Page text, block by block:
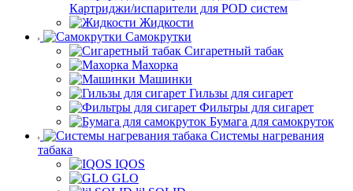
Картриджи/испарители для POD систем
Жидкости
Самокрутки
Сигаретный табак
Махорка
Машинки
Гильзы для сигарет
Фильтры для сигарет
Бумага для самокруток
Системы нагревания
табака
IQOS
GLO